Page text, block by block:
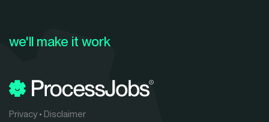
Privacy• Disclaimer
we'll make it work